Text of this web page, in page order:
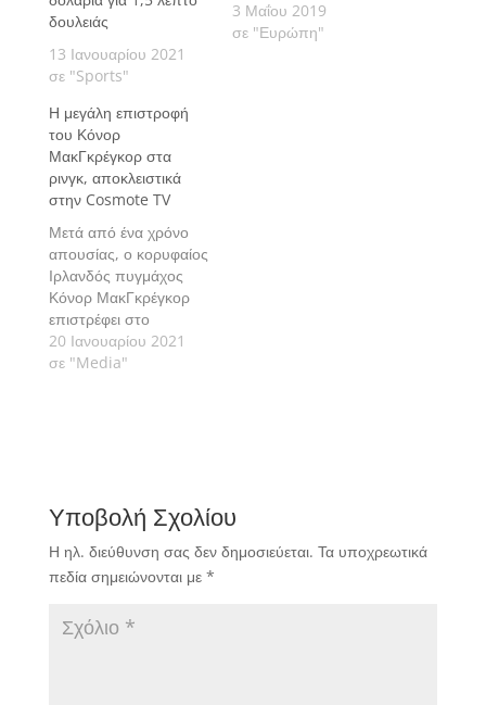
δουλειάς
13 Ιανουαρίου 2021
σε "Sports"
3 Μαΐου 2019
σε "Ευρώπη"
Η μεγάλη επιστροφή
του Κόνορ
ΜακΓκρέγκορ στα
ρινγκ, αποκλειστικά
στην Cosmote TV
Μετά από ένα χρόνο
απουσίας, ο κορυφαίος
Ιρλανδός πυγμάχος
Κόνορ ΜακΓκρέγκορ
επιστρέφει στο
οκτάγωνο του UFC,
έχοντας απέναντί του
20 Ιανουαρίου 2021
σε "Media"
Υποβολή Σχολίου
Η ηλ. διεύθυνση σας δεν δημοσιεύεται. Τα υποχρεωτικά
πεδία σημειώνονται με *